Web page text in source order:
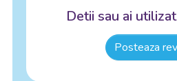
Detii sau ai
Posteaza